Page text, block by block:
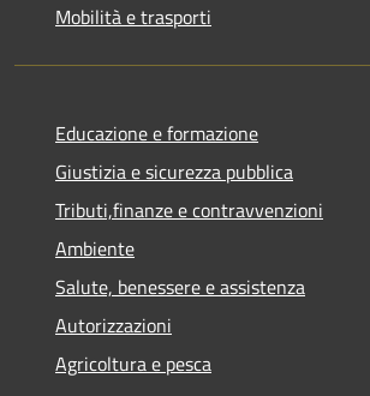
Mobilità e trasporti
Educazione e formazione
Giustizia e sicurezza pubblica
Tributi,finanze e contravvenzioni
Ambiente
Salute, benessere e assistenza
Autorizzazioni
Agricoltura e pesca